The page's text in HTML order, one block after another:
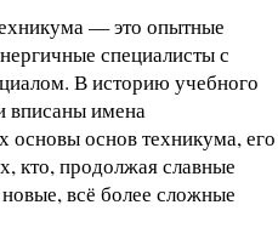
— это опытные
специалисты с
В историю учебного
вписаны имена
основы основ техникума, его
кто, продолжая славные
всё более сложные